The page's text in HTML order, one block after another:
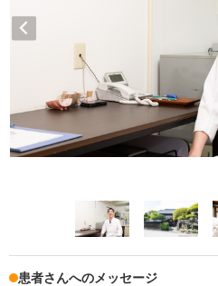
患者さんへのメッセージ